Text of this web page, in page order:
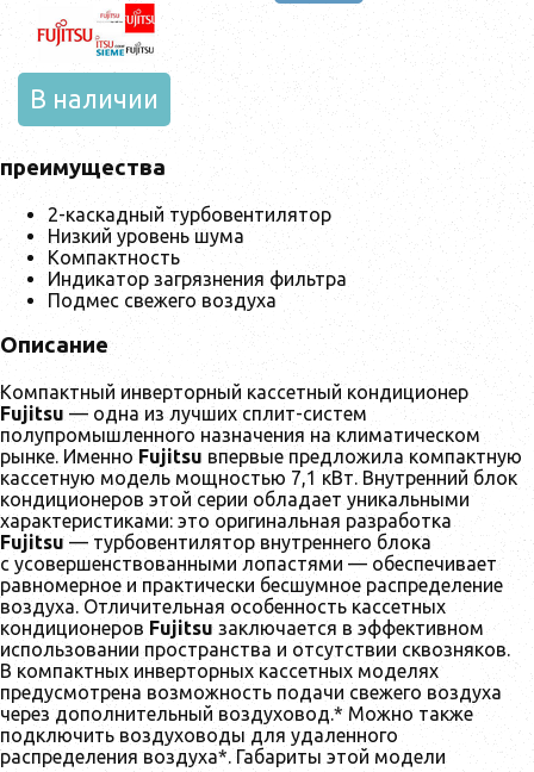
В наличии
преимущества
2-каскадный турбовентилятор
Низкий уровень шума
Компактность
Индикатор загрязнения фильтра
Подмес свежего воздуха
Описание
Компактный инверторный кассетный кондиционер
Fujitsu — одна из лучших сплит-систем
полупромышленного назначения на климатическом
рынке. Именно Fujitsu впервые предложила компактную
кассетную модель мощностью 7,1 кВт. Внутренний блок
кондиционеров этой серии обладает уникальными
характеристиками: это оригинальная разработка
Fujitsu — турбовентилятор внутреннего блока
с усовершенствованными лопастями — обеспечивает
равномерное и практически бесшумное распределение
воздуха. Отличительная особенность кассетных
кондиционеров Fujitsu заключается в эффективном
использовании пространства и отсутствии сквозняков.
В компактных инверторных кассетных моделях
предусмотрена возможность подачи свежего воздуха
через дополнительный воздуховод.* Можно также
подключить воздуховоды для удаленного
распределения воздуха*. Габариты этой модели